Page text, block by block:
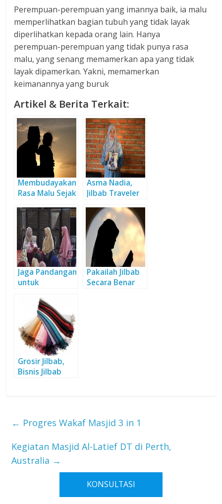
Perempuan-perempuan yang imannya baik, ia malu
memperlihatkan bagian tubuh yang tidak layak
diperlihatkan kepada orang lain. Hanya
perempuan-perempuan yang tidak punya rasa
malu, yang senang memamerkan apa yang tidak
layak dipamerkan. Yakni, memamerkan
keimanannya yang buruk
Artikel & Berita Terkait:
Membudayakan
Rasa Malu Sejak
Asma Nadia,
Jilbab Traveler
Berdakwah
Lewat Karya
Jaga Pandangan
untuk
Pakailah Jilbab
Secara Benar
Grosir Jilbab,
Bisnis Jilbab
← Progres Wakaf Masjid 3 in 1
Kegiatan Masjid Al-Latief DT di Perth,
Australia →
KONSULTASI